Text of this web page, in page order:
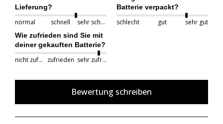
Lieferung?
normal schnell sehr schnell
Batterie verpackt?
schlecht gut sehr gut
Wie zufrieden sind Sie mit
deiner gekauften Batterie?
nicht zufrieden zufrieden sehr zufrieden
Bewertung schreiben